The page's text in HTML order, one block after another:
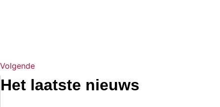
Volgende
Het laatste nieuws